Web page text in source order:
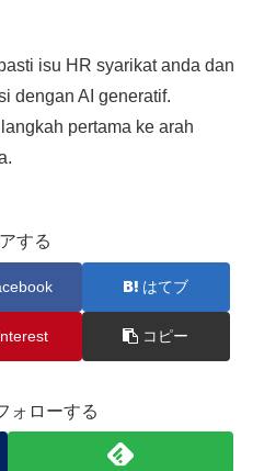
isu HR syarikat anda dan
dengan AI generatif.
pertama ke arah
する
はてブ
コピー
ォローする